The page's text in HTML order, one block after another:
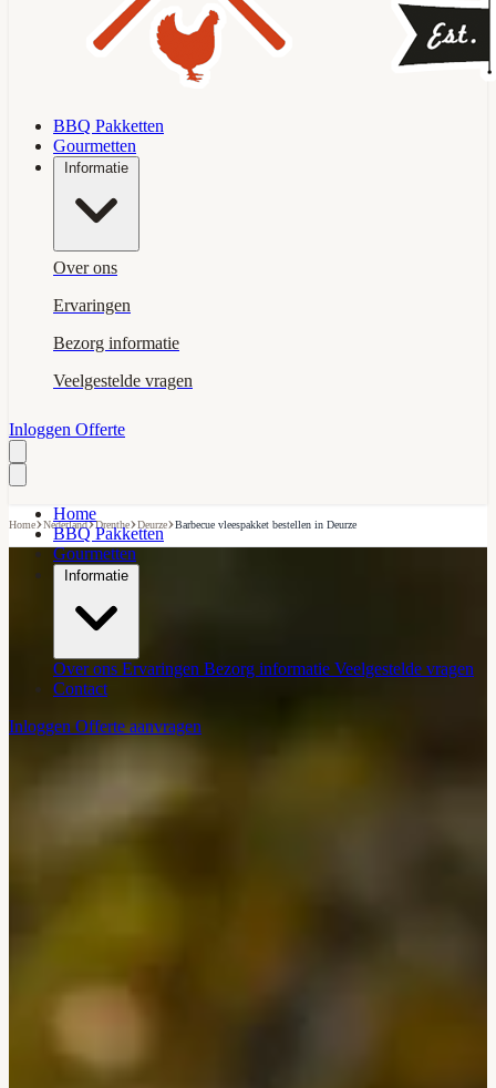
BBQ Pakketten
Gourmetten
Informatie
Over ons
Ervaringen
Bezorg informatie
Veelgestelde vragen
Inloggen Offerte
Home
BBQ Pakketten
Gourmetten
Informatie
Over ons Ervaringen Bezorg informatie Veelgestelde vragen
Contact
Inloggen Offerte aanvragen
Home›Nederland›Drenthe›Deurze›Barbecue vleespakket bestellen in Deurze